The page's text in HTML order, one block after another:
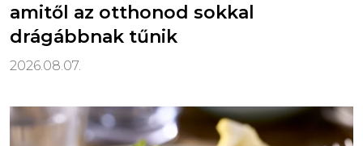
amitől az otthonod sokkal
drágábbnak tűnik
2026.08.07.